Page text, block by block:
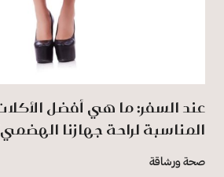
عند السفر: ما هي أفضل
المناسبة لراحة جهازنا
صحة ورشاقة